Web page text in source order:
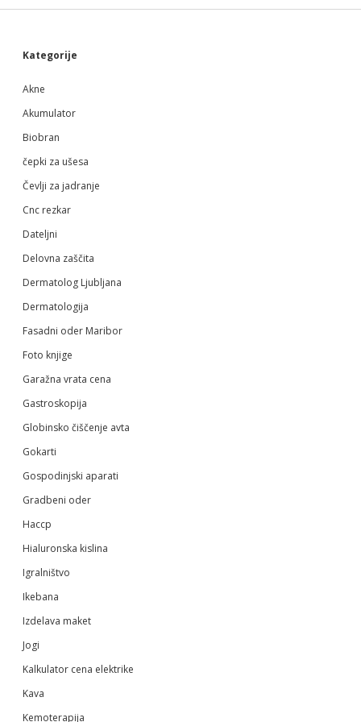
Sidebar
Kategorije
Akne
Akumulator
Biobran
čepki za ušesa
Čevlji za jadranje
Cnc rezkar
Dateljni
Delovna zaščita
Dermatolog Ljubljana
Dermatologija
Fasadni oder Maribor
Foto knjige
Garažna vrata cena
Gastroskopija
Globinsko čiščenje avta
Gokarti
Gospodinjski aparati
Gradbeni oder
Haccp
Hialuronska kislina
Igralništvo
Ikebana
Izdelava maket
Jogi
Kalkulator cena elektrike
Kava
Kemoterapija